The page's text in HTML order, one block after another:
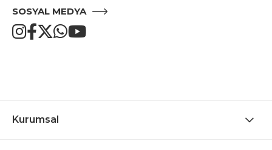
SOSYAL MEDYA
Kurumsal